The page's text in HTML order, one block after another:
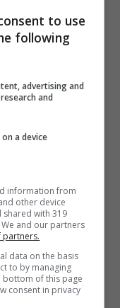
per il
il grande
per il terzo
Nicolas
e malori che
a recarsi in
dei medici.
a
il corso
anche al
to use
following
advertising and
and
a device
information from
other device
shared with 319
and our partners
partners.
data on the basis
to by managing
bottom of this page
consent in privacy